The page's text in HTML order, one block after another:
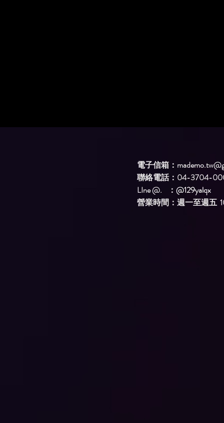
電子信箱：
聯絡電話：04-3704-
LIne @. ： @129yalqx
營業時間：週一至週五